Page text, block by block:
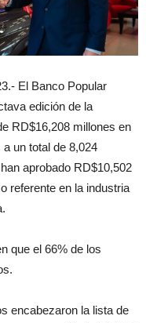
El Banco Popular
edición de la
RD$16,208 millones en
un total de 8,024
aprobado RD$10,502
referente en la industria
que el 66% de los
encabezaron la lista de